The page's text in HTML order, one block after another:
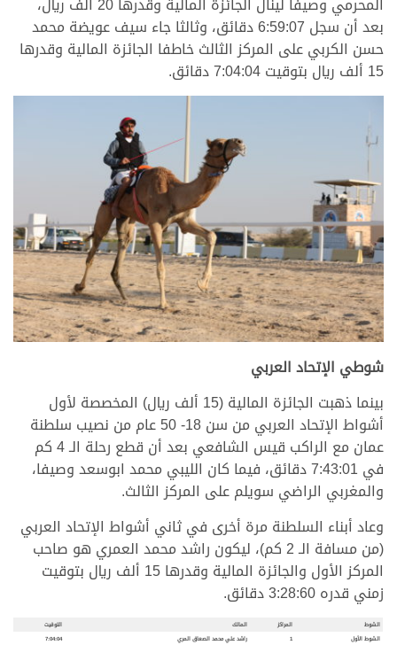
بعد أن سجل 6:59:07 دقائق، وثالثا جاء سيف عويضة محمد
حسن الكربي على المركز الثالث خاطفا الجائزة المالية وقدرها
15 ألف ريال بتوقيت 7:04:04 دقائق.
شوطي الإتحاد العربي
بينما ذهبت الجائزة المالية (15 ألف ريال) المخصصة لأول
أشواط الإتحاد العربي من سن 18- 50 عام من نصيب سلطنة
عمان مع الراكب قيس الشافعي بعد أن قطع رحلة الـ 4 كم
في 7:43:01 دقائق، فيما كان الليبي محمد ابوسعد وصيفا،
والمغربي الراضي سويلم على المركز الثالث.
وعاد أبناء السلطنة مرة أخرى في ثاني أشواط الإتحاد العربي
(من مسافة الـ 2 كم)، ليكون راشد محمد العمري هو صاحب
المركز الأول والجائزة المالية وقدرها 15 ألف ريال بتوقيت
زمني قدره 3:28:60 دقائق.
الشوط المراكز المالك
التوقيت
الشوط الأول
1 راشد علي محمد الصعاق المري
7:04:04